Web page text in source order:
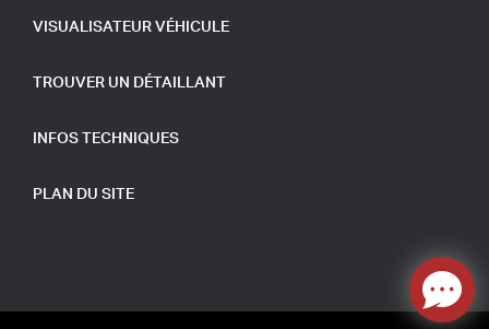
VISUALISATEUR VÉHICULE
TROUVER UN DÉTAILLANT
INFOS TECHNIQUES
PLAN DU SITE